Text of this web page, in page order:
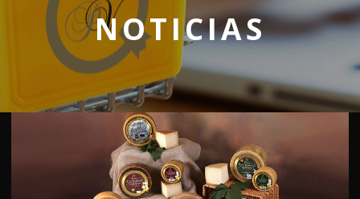
NOTICIAS